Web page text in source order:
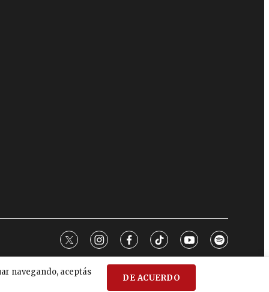
navegando, aceptás
DE ACUERDO
twitterinstagram
facebooktiktokyoutubespotify